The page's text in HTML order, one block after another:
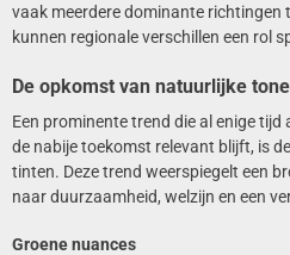
vaak meerdere dominante richtingen
kunnen regionale verschillen een rol
De opkomst van natuurlijke
Een prominente trend die al enige
de nabije toekomst relevant blijft, is
tinten. Deze trend weerspiegelt een
naar duurzaamheid, welzijn en een
Groene nuances